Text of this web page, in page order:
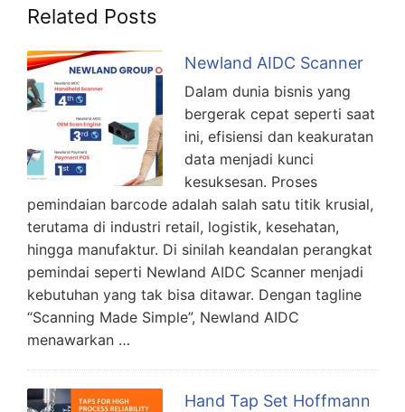
Related Posts
Newland AIDC Scanner
Dalam dunia bisnis yang
bergerak cepat seperti saat
ini, efisiensi dan keakuratan
data menjadi kunci
kesuksesan. Proses
pemindaian barcode adalah salah satu titik krusial,
terutama di industri retail, logistik, kesehatan,
hingga manufaktur. Di sinilah keandalan perangkat
pemindai seperti Newland AIDC Scanner menjadi
kebutuhan yang tak bisa ditawar. Dengan tagline
“Scanning Made Simple”, Newland AIDC
menawarkan …
Hand Tap Set Hoffmann